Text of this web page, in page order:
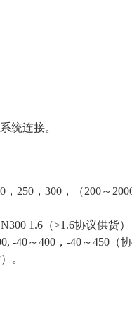
统连接。
， 250 ， 300 ， （200～
1.6（>1.6协议供货）
-40～400 ， -40～450 （
）。